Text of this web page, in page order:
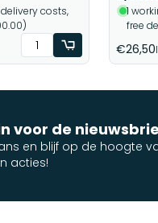
costs,
1
free
€26,50
voor de
en blijf op de hoogte
acties!